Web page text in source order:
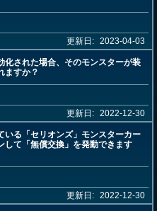
更新日: 2023-04-03
化された場合、そのモンスターが装
ますか？
更新日: 2022-12-30
いる「セリオンズ」モンスターカー
して「無償交換」を発動できます
更新日: 2022-12-30